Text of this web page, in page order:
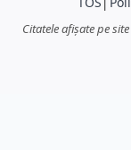
Citatele afișate pe